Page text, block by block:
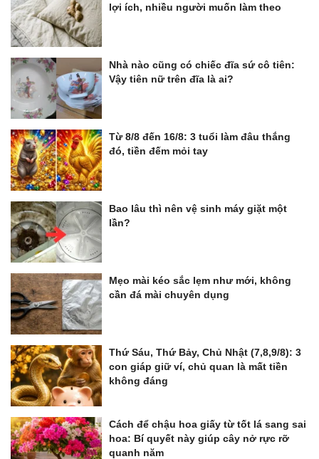
lợi ích, nhiều người muốn làm theo
Nhà nào cũng có chiếc đĩa sứ cô tiên:
Vậy tiên nữ trên đĩa là ai?
Từ 8/8 đến 16/8: 3 tuổi làm đâu thắng
đó, tiền đếm mỏi tay
Bao lâu thì nên vệ sinh máy giặt một
lần?
Mẹo mài kéo sắc lẹm như mới, không
cần đá mài chuyên dụng
Thứ Sáu, Thứ Bảy, Chủ Nhật (7,8,9/8): 3
con giáp giữ ví, chủ quan là mất tiền
không đáng
Cách để chậu hoa giấy từ tốt lá sang sai
hoa: Bí quyết này giúp cây nở rực rỡ
quanh năm